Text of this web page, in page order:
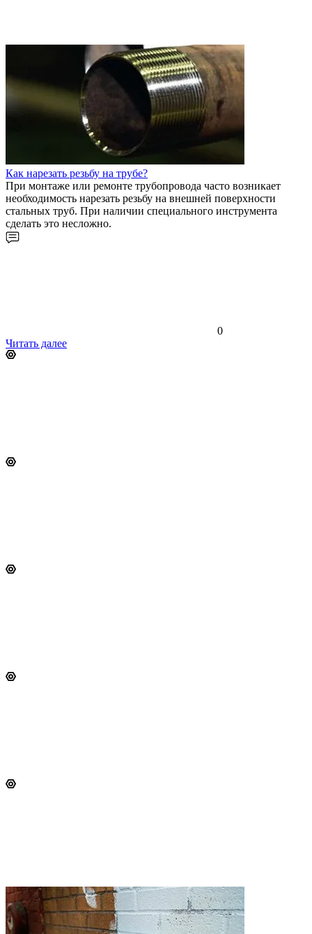
Как нарезать резьбу на трубе?
При монтаже или ремонте трубопровода часто возникает
необходимость нарезать резьбу на внешней поверхности
стальных труб. При наличии специального инструмента
сделать это несложно.
0
Читать далее